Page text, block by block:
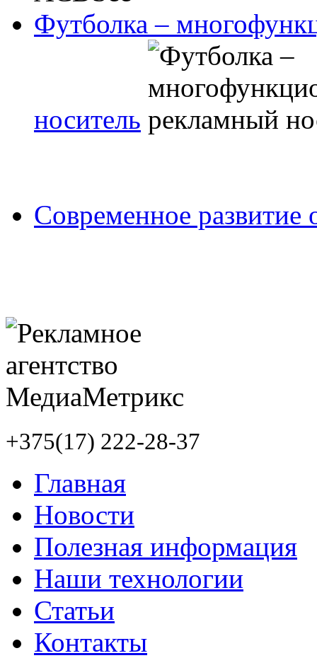
Футболка –
носитель
Современное развитие
+375(17) 222-28-37
Главная
Новости
Полезная информация
Наши технологии
Статьи
Контакты